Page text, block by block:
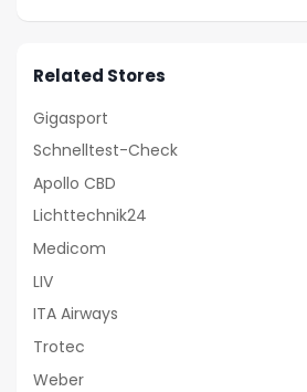
Related Stores
Gigasport
Schnelltest-Check
Apollo CBD
Lichttechnik24
Medicom
LIV
ITA Airways
Trotec
Weber